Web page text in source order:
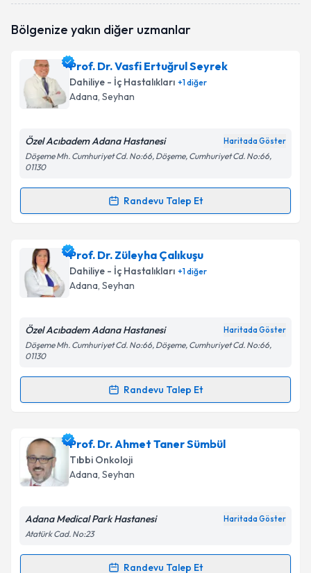
oluşturun. Size bu uzmandan randevu almanız için bir
E-posta Adresiniz
Kişisel verilerimin işlenmesine ilişkin
Aydınlatma
Metni'ni okudum ve kişisel verilerimin belirtilen
Takvim Talebini Gönder
Bölgenize yakın diğer uzmanlar
Prof. Dr. Vasfi Ertuğrul Seyrek
Dahiliye - İç Hastalıkları +1diğer
Adana, Seyhan
Özel Acıbadem Adana Hastanesi Haritada Göster
Döşeme Mh. Cumhuriyet Cd. No:66, Döşeme, Cumhuriyet Cd. No:66,
01130
Randevu Talep Et
Randevu Takvimi Talebi
Prof. Dr. Vasfi Ertuğrul Seyrekiçin randevu takvimi
talebi oluşturun. Size bu uzmandan randevu almanız
için bir takvim hazırlandığında e-posta ile
bilgilendireceğiz.
Kişisel verilerimin işlenmesine ilişkin
Metni'ni okudum ve kişisel verilerimin belirtilen
Takvim Talebini Gönder
Prof. Dr. Züleyha Çalıkuşu
Dahiliye - İç Hastalıkları +1diğer
Adana, Seyhan
Özel Acıbadem Adana Hastanesi Haritada Göster
Döşeme Mh. Cumhuriyet Cd. No:66, Döşeme, Cumhuriyet Cd. No:66,
01130
Randevu Talep Et
Randevu Takvimi Talebi
Prof. Dr. Züleyha Çalıkuşuiçin randevu takvimi
talebi oluşturun. Size bu uzmandan randevu almanız
için bir takvim hazırlandığında e-posta ile
bilgilendireceğiz.
Prof. Dr. Ahmet Taner Sümbül
Tıbbi Onkoloji
Adana, Seyhan
Adana Medical Park Hastanesi Haritada Göster
Atatürk Cad. No:23
Randevu Talep Et